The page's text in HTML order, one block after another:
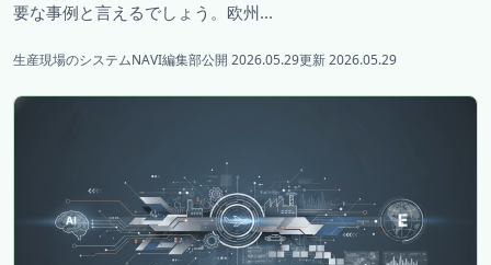
要な事例と言えるでしょう。欧州...
生産現場のシステムNAVI編集部公開 2026.05.29更新 2026.05.29